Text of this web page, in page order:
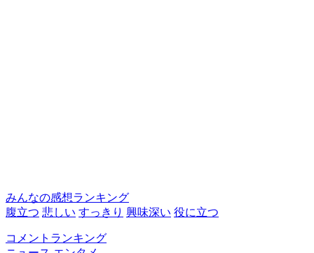
みんなの感想ランキング
腹立つ 悲しい すっきり 興味深い 役に立つ
コメントランキング